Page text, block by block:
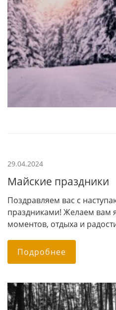
29.04.2024
Майские праздники
Поздравляем вас с
праздниками! Желаем вам
моментов, отдыха и
Подробнее